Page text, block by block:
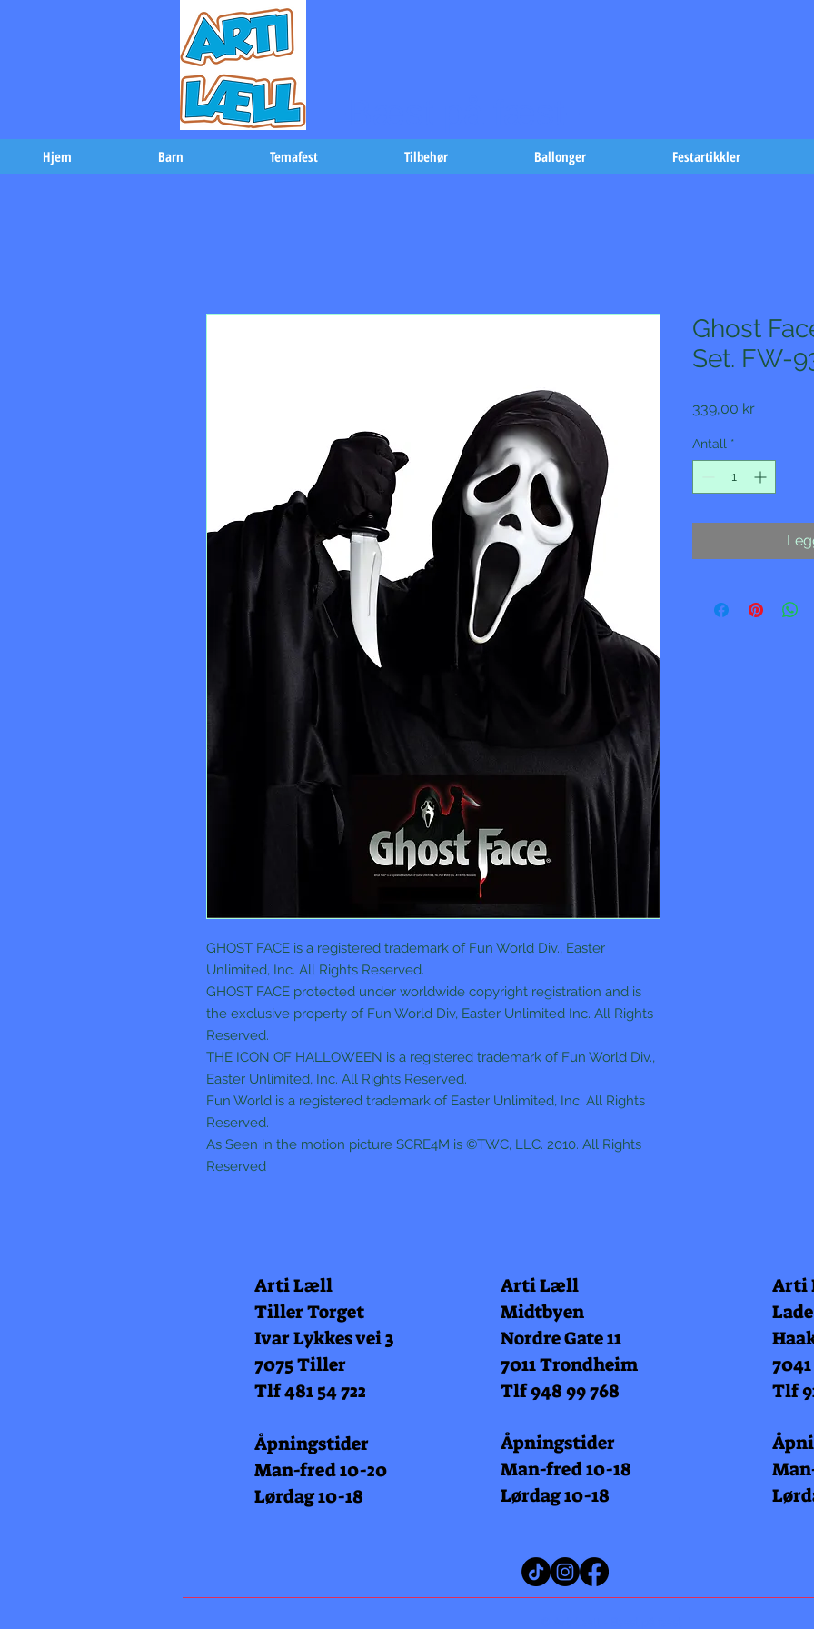
Hjem Barn Temafest Tilbehør Ballonger Festartikkler
GHOST FACE is a registered trademark of Fun World Div., Easter
Unlimited, Inc. All Rights Reserved.
GHOST FACE protected under worldwide copyright registration and is
the exclusive property of Fun World Div, Easter Unlimited Inc. All Rights
Reserved.
THE ICON OF HALLOWEEN is a registered trademark of Fun World Div.,
Easter Unlimited, Inc. All Rights Reserved.
Fun World is a registered trademark of Easter Unlimited, Inc. All Rights
Reserved.
As Seen in the motion picture SCRE4M is ©TWC, LLC. 2010. All Rights
Reserved
Ghost
Set. FW-
339,00 krPris
Antall *
Arti Læll
Tiller Torget
Ivar Lykkes vei 3
7075 Tiller
Tlf 481 54 722
Åpningstider
Man-fred 10-20
Lørdag 10-18
Arti Læll
Midtbyen
Nordre Gate 11
7011 Trondheim
Tlf 948 99 768
Åpningstider
Man-fred 10-18
Lørdag 10-18
Arti
Tlf